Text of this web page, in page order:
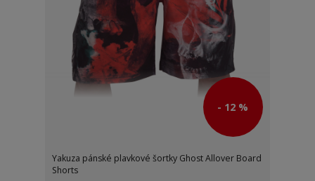
- 12 %
Yakuza pánské plavkové šortky Ghost Allover Board
Shorts